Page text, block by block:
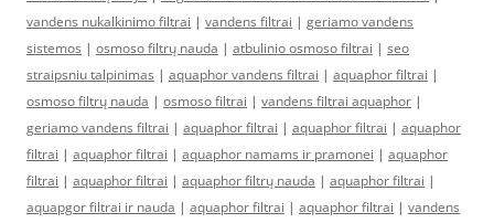
vandens nukalkinimo filtrai | vandens filtrai | geriamo vandens
sistemos | osmoso filtrų nauda | atbulinio osmoso filtrai | seo
straipsniu talpinimas | aquaphor vandens filtrai | aquaphor filtrai |
osmoso filtrų nauda | osmoso filtrai | vandens filtrai aquaphor |
geriamo vandens filtrai | aquaphor filtrai | aquaphor filtrai | aquaphor
filtrai | aquaphor filtrai | aquaphor namams ir pramonei | aquaphor
filtrai | aquaphor filtrai | aquaphor filtrų nauda | aquaphor filtrai |
aquapgor filtrai ir nauda | aquaphor filtrai | aquaphor filtrai | vandens